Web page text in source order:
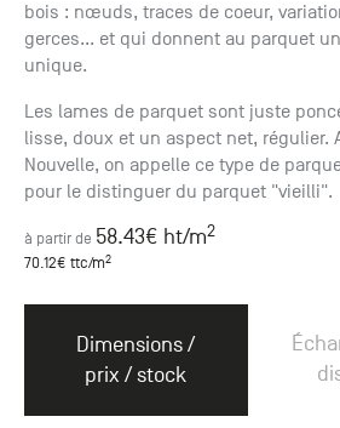
bois : nœuds, traces de coeur,
gerces... et qui donnent au parquet
unique.
Les lames de parquet sont juste
lisse, doux et un aspect net, régulier.
Nouvelle, on appelle ce type de
pour le distinguer du parquet "vieilli".
à partir de 58.43€ ht/m2
70.12€ ttc/m2
Dimensions /
prix / stock